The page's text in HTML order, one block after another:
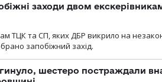
заходи двом
ТЦК та СП, яких ДБР викрило на
запобіжний захід.
шестеро постраждали